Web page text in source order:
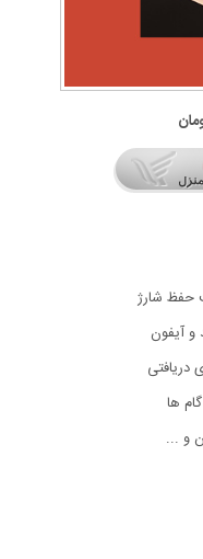
و آیفون
دریافتی
ها
و ...